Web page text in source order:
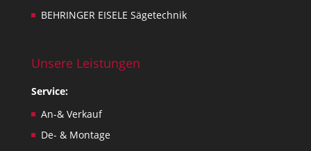
BEHRINGER EISELE Sägetechnik
Unsere Leistungen
Service:
An-& Verkauf
De- & Montage